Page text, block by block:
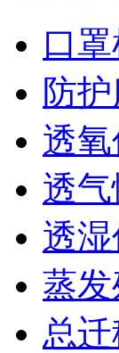
口
防
透氧
透
透湿
蒸
总